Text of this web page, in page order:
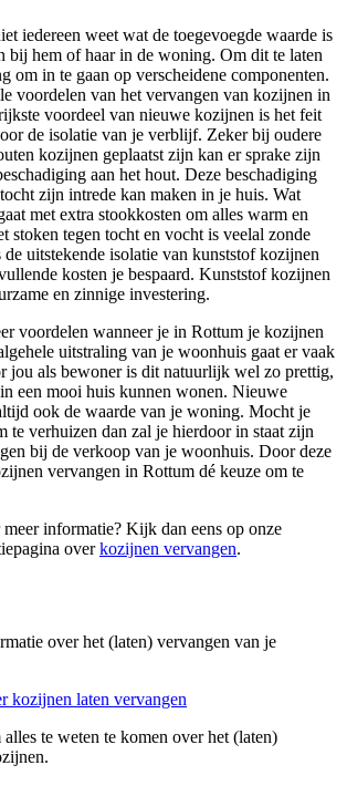
iedereen weet wat de toegevoegde waarde is
bij hem of haar in de woning. Om dit te laten
om in te gaan op verscheidene componenten.
voordelen van het vervangen van kozijnen in
voordeel van nieuwe kozijnen is het feit
de isolatie van je verblijf. Zeker bij oudere
kozijnen geplaatst zijn kan er sprake zijn
aan het hout. Deze beschadiging
zijn intrede kan maken in je huis. Wat
met extra stookkosten om alles warm en
stoken tegen tocht en vocht is veelal zonde
de uitstekende isolatie van kunststof kozijnen
kosten je bespaard. Kunststof kozijnen
en zinnige investering.
voordelen wanneer je in Rottum je kozijnen
uitstraling van je woonhuis gaat er vaak
jou als bewoner is dit natuurlijk wel zo prettig,
een mooi huis kunnen wonen. Nieuwe
ook de waarde van je woning. Mocht je
te verhuizen dan zal je hierdoor in staat zijn
bij de verkoop van je woonhuis. Door deze
vervangen in Rottum dé keuze om te
informatie? Kijk dan eens op onze
overkozijnen vervangen.
over het (laten) vervangen van je
kozijnen laten vervangen
te weten te komen over het (laten)